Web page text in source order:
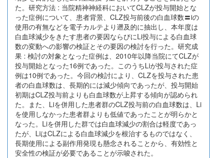
た。研究方法 : 当院精神神経科においてCLZが投与開始とな
った症例について、患者背景、CLZ投与前後の白血球数〓iの
使用の有無などを電子カルテより遡及的に抽出し、本年度は
白血球減少をきたす患者の要因ならびにLi投与による白血球
数の変動への影響の検証とその要因の検討を行った。研究成
果 : 検討の対象となった症例は、2010年以降当院にてCLZが
投与開始となった16例であった。このうちLiが投与された症
例は10例であった。今回の検討により、CLZを投与された患
者の白血球数は、長期的には減少傾向であったが、投与開始
初期はCLZ投与前よりも白血球数が上昇する傾向が認められ
た。また、Liを併用した患者群のCLZ投与前の白血球数は、Li
を使用しなかった患者群よりも低値であったことが明らかと
なった。Liを併用した群では白血球減少の割合は軽度であっ
たが、LiはCLZによる白血球減少を根治するものではなく、
長期使用による副作用発現も懸念されることから、有効性と
安全性の検証が必要であることが示唆された。